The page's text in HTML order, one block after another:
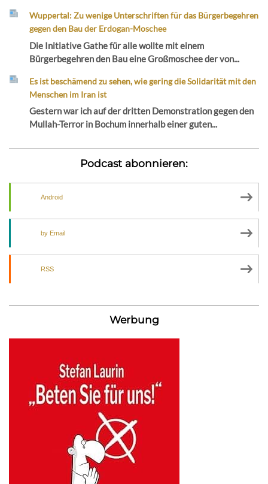
Wuppertal: Zu wenige Unterschriften für das Bürgerbegehren
gegen den Bau der Erdogan-Moschee
Die Initiative Gathe für alle wollte mit einem
Bürgerbegehren den Bau eine Großmoschee der von...
Es ist beschämend zu sehen, wie gering die Solidarität mit den
Menschen im Iran ist
Gestern war ich auf der dritten Demonstration gegen den
Mullah-Terror in Bochum innerhalb einer guten...
Podcast abonnieren:
Android
by Email
RSS
Werbung